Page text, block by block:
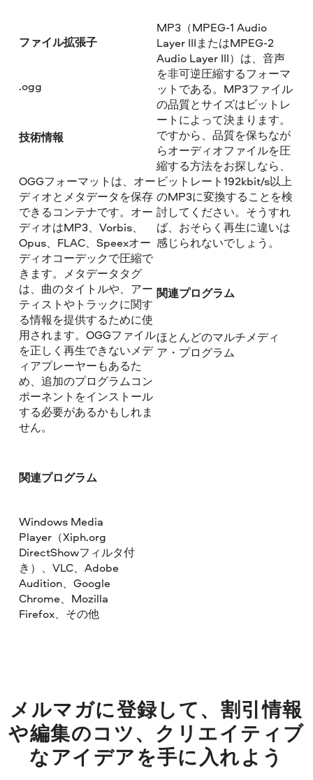
ファイル拡張子
.ogg
技術情報
OGGフォーマットは、オー
ディオとメタデータを保存
できるコンテナです。オー
ディオはMP3、Vorbis、
Opus、FLAC、Speexオー
ディオコーデックで圧縮で
きます。メタデータタグ
は、曲のタイトルや、アー
ティストやトラックに関す
る情報を提供するために使
用されます。OGGファイル
を正しく再生できないメデ
ィアプレーヤーもあるた
め、追加のプログラムコン
ポーネントをインストール
する必要があるかもしれま
せん。
関連プログラム
Windows Media
Player（Xiph.org
DirectShowフィルタ付
き）、VLC、Adobe
Audition、Google
Chrome、Mozilla
Firefox、その他
MP3（MPEG-1 Audio
Layer IIIまたはMPEG-2
Audio Layer III）は、音声
を非可逆圧縮するフォーマ
ットである。MP3ファイル
の品質とサイズはビットレ
ートによって決まります。
ですから、品質を保ちなが
らオーディオファイルを圧
縮する方法をお探しなら、
ビットレート192kbit/s以上
のMP3に変換することを検
討してください。そうすれ
ば、おそらく再生に違いは
感じられないでしょう。
関連プログラム
ほとんどのマルチメディ
ア・プログラム
メルマガに登録して、割引情報
や編集のコツ、クリエイティブ
なアイデアを手に入れよう